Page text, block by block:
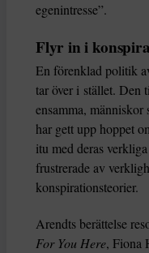
egenintresse”.
Flyr in i
En förenklad politik
tar över i stället. Den
ensamma,
har gett upp hoppet
itu med deras
frustrerade av
konspirationsteorier.
Arendts berättelse
For You Here, Fiona